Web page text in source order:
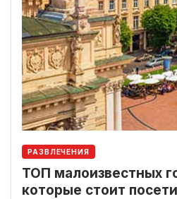
РАЗВЛЕЧЕНИЯ
ТОП малоизвестных
которые стоит